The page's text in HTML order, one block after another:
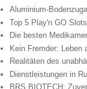
Aluminium-
Top 5 Play'n GO
Die besten
Kein Fremder: Leben
Realitäten des
Dienstleistungen in
BRS BIOTECH: